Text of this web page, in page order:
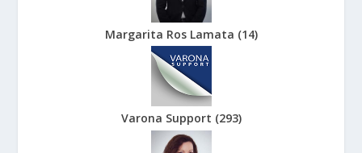
Margarita Ros Lamata (14)
Varona Support (293)